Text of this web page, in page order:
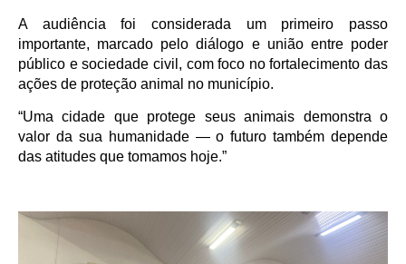
A audiência foi considerada um primeiro passo
importante, marcado pelo diálogo e união entre poder
público e sociedade civil, com foco no fortalecimento das
ações de proteção animal no município.
“Uma cidade que protege seus animais demonstra o
valor da sua humanidade — o futuro também depende
das atitudes que tomamos hoje.”